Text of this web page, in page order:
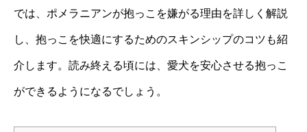
では、ポメラニアンが抱っこを嫌がる理由を詳しく解説
し、抱っこを快適にするためのスキンシップのコツも紹
介します。読み終える頃には、愛犬を安心させる抱っこ
ができるようになるでしょう。